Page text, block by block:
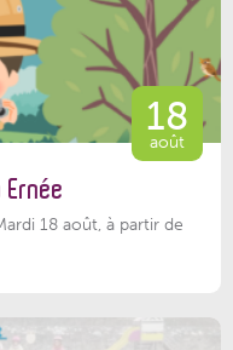
18
août
18 août, à partir de